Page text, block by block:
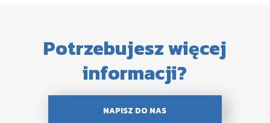
Potrzebujesz więcej
informacji?
NAPISZ DO NAS